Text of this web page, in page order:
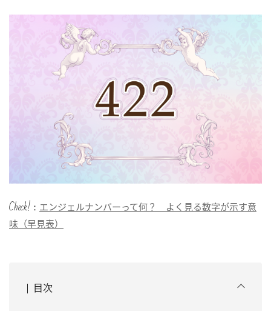
Check!： エンジェルナンバーって何？ よく見る数字が示す意
味（早見表）
目次